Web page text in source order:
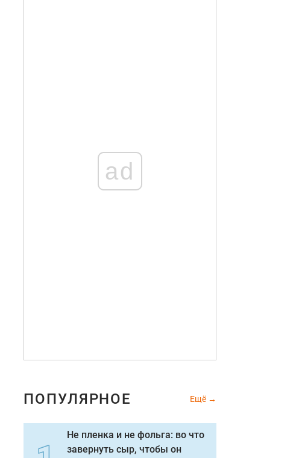
ad
ПОПУЛЯРНОЕ Ещё
Не пленка и не фольга: во что
завернуть сыр, чтобы он